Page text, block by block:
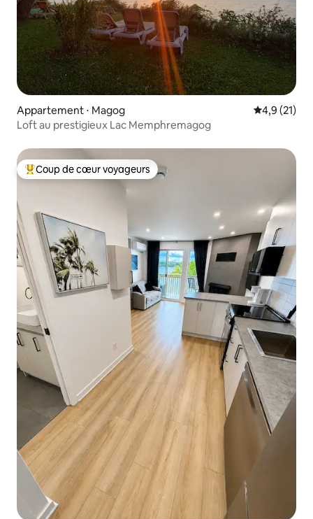
Appartement ⋅ Magog Évaluation
4,9 (21)
Loft au prestigieux Lac Memphremagog
Coups de cœur voyageurs les plus appréciés
Coup de cœur voyageurs